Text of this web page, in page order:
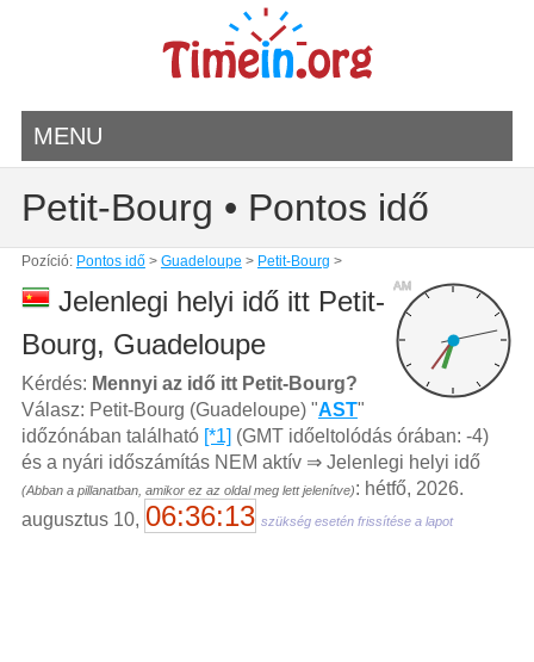
MENU
Petit-Bourg • Pontos idő
Pozíció: Pontos idő> Guadeloupe > Petit-Bourg >
AM
Jelenlegi helyi idő itt Petit-
Bourg, Guadeloupe
Kérdés: Mennyi az idő itt Petit-Bourg?
Válasz: Petit-Bourg (Guadeloupe) "AST"
időzónában található [*1] (GMT időeltolódás órában: -4)
és a nyári időszámítás NEM aktív ⇒ Jelenlegi helyi idő
(Abban a pillanatban, amikor ez az oldal meg lett jelenítve): hétfő, 2026.
augusztus 10, 06:36:13 szükség esetén frissítése a lapot